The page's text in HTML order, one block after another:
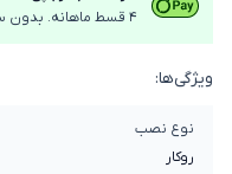
4 قسط ماهانه. بدون سود، چک و ضامن.
ویژگی‌ها:
نوع نصب
روکار